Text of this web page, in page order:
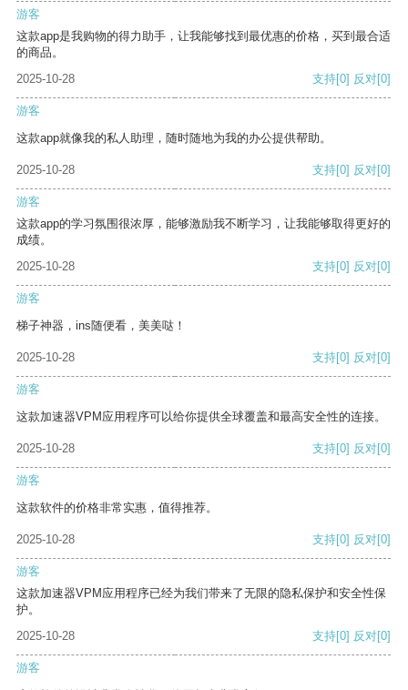
游客
这款app是我购物的得力助手，让我能够找到最优惠的价格，买到最合适
的商品。
2025-10-28
支持[0] 反对[0]
游客
这款app就像我的私人助理，随时随地为我的办公提供帮助。
2025-10-28 支持[0] 反对[0]
游客
这款app的学习氛围很浓厚，能够激励我不断学习，让我能够取得更好的
成绩。
2025-10-28
支持[0] 反对[0]
游客
梯子神器，ins随便看，美美哒！
2025-10-28 支持[0] 反对[0]
游客
这款加速器VPM应用程序可以给你提供全球覆盖和最高安全性的连接。
2025-10-28 支持[0] 反对[0]
游客
这款软件的价格非常实惠，值得推荐。
2025-10-28 支持[0] 反对[0]
游客
这款加速器VPM应用程序已经为我们带来了无限的隐私保护和安全性保
护。
2025-10-28
支持[0] 反对[0]
游客